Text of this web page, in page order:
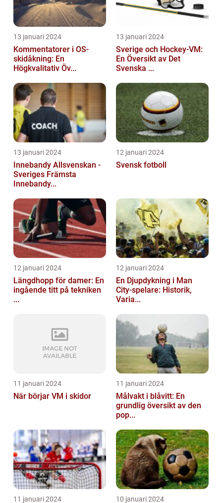
13 januari 2024
Kommentatorer i OS-
skidåkning: En
Högkvalitativ Öv...
13 januari 2024
Sverige och Hockey-VM:
En Översikt av Det
Svenska ...
13 januari 2024
Innebandy Allsvenskan -
Sveriges Främsta
Innebandy...
12 januari 2024
Svensk fotboll
12 januari 2024
Längdhopp för damer: En
ingående titt på tekniken
...
12 januari 2024
En Djupdykning i Man
City-spelare: Historik,
Varia...
11 januari 2024
När börjar VM i skidor
11 januari 2024
Målvakt i blåvitt: En
grundlig översikt av den
pop...
11 januari 2024 10 januari 2024